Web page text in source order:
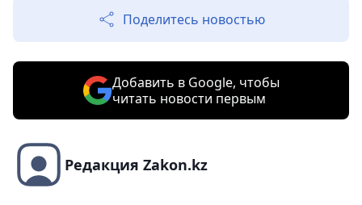
Поделитесь новостью
Добавить в Google, чтобы
читать новости первым
Редакция Zakon.kz